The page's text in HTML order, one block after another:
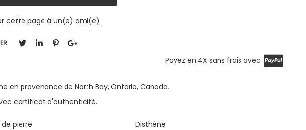
cette page à un(e) ami(e)
Payez en 4X sans frais avec
en provenance de North Bay, Ontario, Canada.
certificat d'authenticité.
de pierre
Disthène